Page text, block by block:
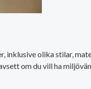
inklusive olika stilar,
om du vill ha